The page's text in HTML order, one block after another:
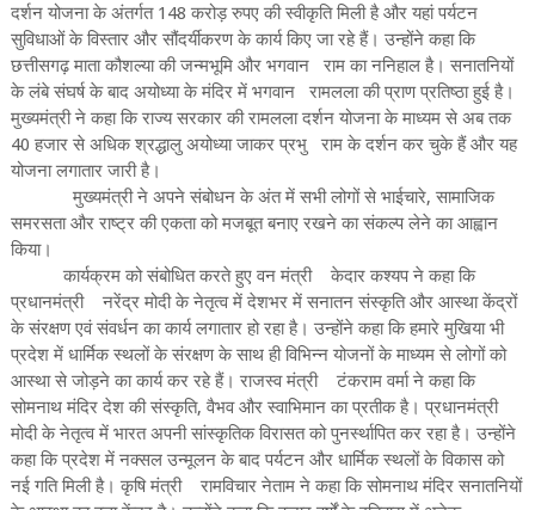
दर्शन योजना के अंतर्गत 148 करोड़ रुपए की स्वीकृति मिली है और यहां पर्यटन
सुविधाओं के विस्तार और सौंदर्यीकरण के कार्य किए जा रहे हैं। उन्होंने कहा कि
छत्तीसगढ़ माता कौशल्या की जन्मभूमि और भगवान राम का ननिहाल है। सनातनियों
के लंबे संघर्ष के बाद अयोध्या के मंदिर में भगवान रामलला की प्राण प्रतिष्ठा हुई है।
मुख्यमंत्री ने कहा कि राज्य सरकार की रामलला दर्शन योजना के माध्यम से अब तक
40 हजार से अधिक श्रद्धालु अयोध्या जाकर प्रभु राम के दर्शन कर चुके हैं और यह
योजना लगातार जारी है।
मुख्यमंत्री ने अपने संबोधन के अंत में सभी लोगों से भाईचारे, सामाजिक
समरसता और राष्ट्र की एकता को मजबूत बनाए रखने का संकल्प लेने का आह्वान
किया।
कार्यक्रम को संबोधित करते हुए वन मंत्री केदार कश्यप ने कहा कि
प्रधानमंत्री नरेंद्र मोदी के नेतृत्व में देशभर में सनातन संस्कृति और आस्था केंद्रों
के संरक्षण एवं संवर्धन का कार्य लगातार हो रहा है। उन्होंने कहा कि हमारे मुखिया भी
प्रदेश में धार्मिक स्थलों के संरक्षण के साथ ही विभिन्न योजनों के माध्यम से लोगों को
आस्था से जोड़ने का कार्य कर रहे हैं। राजस्व मंत्री टंकराम वर्मा ने कहा कि
सोमनाथ मंदिर देश की संस्कृति, वैभव और स्वाभिमान का प्रतीक है। प्रधानमंत्री
मोदी के नेतृत्व में भारत अपनी सांस्कृतिक विरासत को पुनर्स्थापित कर रहा है। उन्होंने
कहा कि प्रदेश में नक्सल उन्मूलन के बाद पर्यटन और धार्मिक स्थलों के विकास को
नई गति मिली है। कृषि मंत्री रामविचार नेताम ने कहा कि सोमनाथ मंदिर सनातनियों